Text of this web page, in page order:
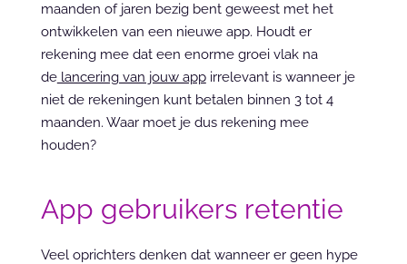
maanden of jaren bezig bent geweest met het
ontwikkelen van een nieuwe app. Houdt er
rekening mee dat een enorme groei vlak na
de lancering van jouw app irrelevant is wanneer je
niet de rekeningen kunt betalen binnen 3 tot 4
maanden. Waar moet je dus rekening mee
houden?
App gebruikers retentie
Veel oprichters denken dat wanneer er geen hype